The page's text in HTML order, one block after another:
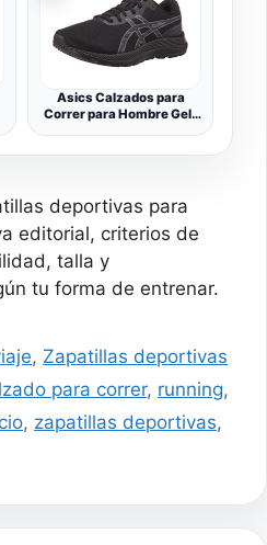
Asics Calzados para
Correr para Hombre Gel-
deportivas para
editorial, criterios de
talla y
tu forma de entrenar.
, Zapatillas deportivas
para correr, running,
, zapatillas deportivas,